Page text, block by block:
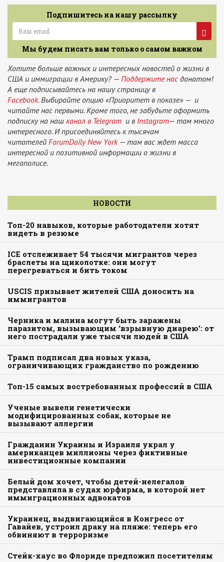
Подпишитесь на нашу рассылку
Мы будем писать вам только о самом важном
Хотите больше важных и интересных новостей о жизни в
США и иммиграции в Америку? — Поддержите нас донатом!
А еще подписывайтесь на нашу страницу в
Facebook.Выбирайте опцию «Приоритет в показе» — и
читайте нас первыми. Кроме того, не забудьте оформить
подписку на наш канал в Telegram и в Instagram— там много
интересного. И присоединяйтесь к тысячам
читателей ForumDaily New York— там вас ждет масса
интересной и позитивной информации о жизни в
мегаполисе.
НОВОСТИ
Топ-20 навыков, которые работодатели хотят
видеть в резюме
ICE отслеживает 54 тысячи мигрантов через
браслеты на щиколотке: они могут
перегреваться и бить током
USCIS призывает жителей США доносить на
иммигрантов
Черника и малина могут быть заражены
паразитом, вызывающим ‘взрывную диарею’: от
него пострадали уже тысячи людей в США
Трамп подписал два новых указа,
ограничивающих гражданство по рождению
Топ-15 самых востребованных профессий в США
Ученые вывели генетически
модифицированных собак, которые не
вызывают аллергии
Гражданин Украины и Израиля украл у
американцев миллионы через фиктивные
инвестиционные компании
Белый дом хочет, чтобы детей-нелегалов
представляла в судах юрфирма, в которой нет
иммиграционных адвокатов
Украинец, выдвигающийся в Конгресс от
Гавайев, устроил драку на пляже: теперь его
обвиняют в терроризме
Стейк-хаус во Флориде предложил посетителям